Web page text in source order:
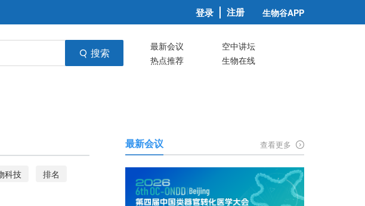
登录 注册 生物谷APP
搜索 最新会议
空中讲坛
热点推荐
生物在线
科技
排名
最新会议 查看更多